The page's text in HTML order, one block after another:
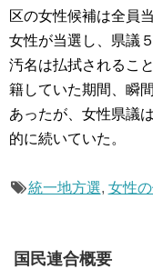
区の女性候補は全員
女性が当選し、県議
汚名は払拭されるこ
籍していた期間、瞬
あったが、女性県議
的に続いていた。
統一地方選, 女性
国民連合概要